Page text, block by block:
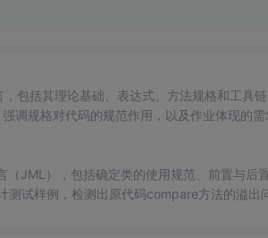
包括其理论基础、表达式、方法规格和工具
调规格对代码的规范作用，以及作业体现的需
（JML），包括确定类的使用规范、前置与后
试样例，检测出原代码compare方法的溢出